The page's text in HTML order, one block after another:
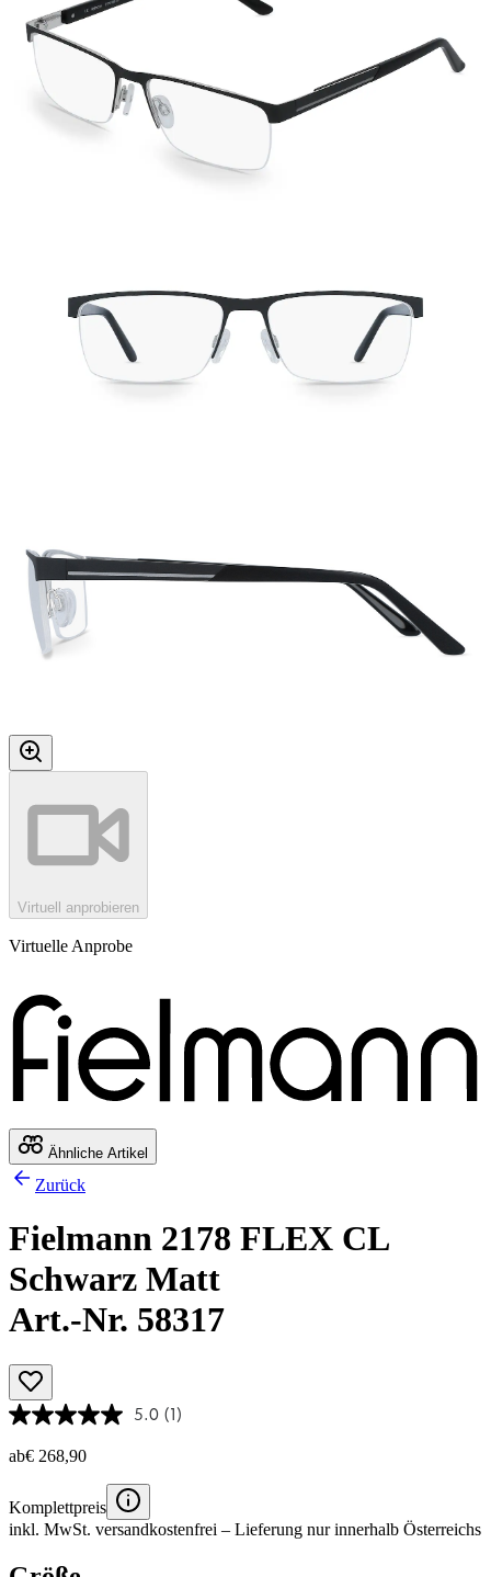
Virtuell anprobieren
Virtuelle Anprobe
Ähnliche Artikel
Zurück
Fielmann 2178 FLEX CL
Schwarz Matt
Art.-Nr. 58317
5.0 (1)
ab€ 268,90
Komplettpreis
inkl. MwSt. versandkostenfrei – Lieferung nur innerhalb Österreichs